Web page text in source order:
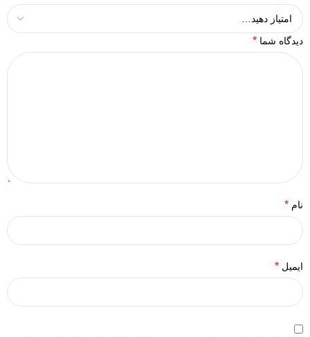
دیدگاه شما *
نام *
ایمیل *